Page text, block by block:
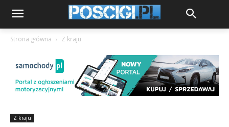
Strona główna Z kraju
Z kraju